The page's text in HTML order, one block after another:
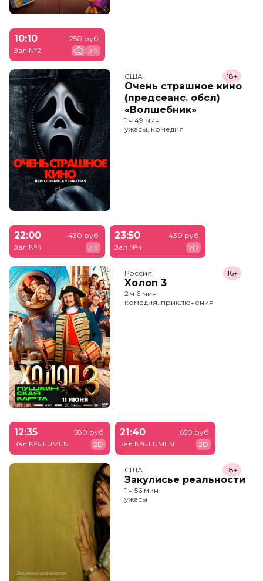
10:10
Зал №2
250 руб.
2D
США
Очень страшное кино
(предсеанс. обсл)
«Волшебник»
18+
1 ч 49 мин
ужасы, комедия
22:00
Зал №4
430 руб.
2D
23:50
Зал №4
430 руб.
2D
Россия
Холоп 3
16+
2 ч 6 мин
комедия, приключения
12:35
Зал №6 LUMEN
580 руб.
2D
21:40
Зал №6 LUMEN
650 руб.
2D
США
Закулисье реальности
18+
1 ч 56 мин
ужасы